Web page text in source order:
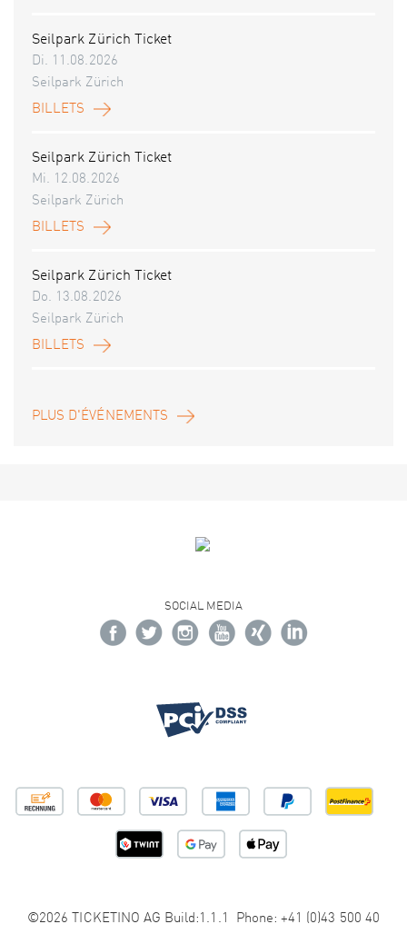
Seilpark Zürich Ticket
Di. 11.08.2026
Seilpark Zürich
BILLETS
Seilpark Zürich Ticket
Mi. 12.08.2026
Seilpark Zürich
BILLETS
Seilpark Zürich Ticket
Do. 13.08.2026
Seilpark Zürich
BILLETS
PLUS D'ÉVÉNEMENTS
SOCIAL MEDIA
©2026 TICKETINO AG Build:1.1.1 Phone: +41 (0)43 500 40